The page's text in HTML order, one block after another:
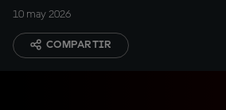
10 may 2026
COMPARTIR